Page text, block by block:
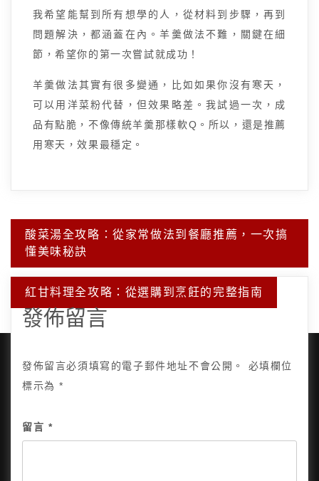
我希望能幫到所有想學的人，從材料到步驟，再到
問題解決，都涵蓋在內。羊羹做法不難，關鍵在細
節，希望你的第一次嘗試就成功！
羊羹做法其實有很多變通，比如如果你沒有寒天，
可以用洋菜粉代替，但效果略差。我試過一次，成
品有點脆，不像傳統羊羹那樣軟Q。所以，還是推薦
用寒天，效果最穩定。
文
章
導
覽
酸菜湯全攻略：從家常做法到餐廳推薦，一次搞
懂美味秘訣
紅甘料理全攻略：從選購到烹飪的完整指南
發佈留言
發佈留言必須填寫的電子郵件地址不會公開。
必填欄位
標示為*
留言 *
隱私政策 網站地圖 全部文章